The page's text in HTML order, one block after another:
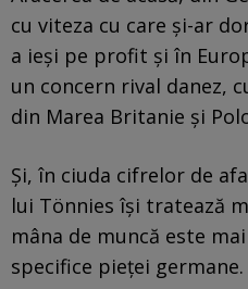
cu viteza cu care și-ar
a ieși pe profit și în
un concern rival danez,
din Marea Britanie și
Și, în ciuda cifrelor de
lui Tönnies își tratează
mâna de muncă este
specifice pieței germane.